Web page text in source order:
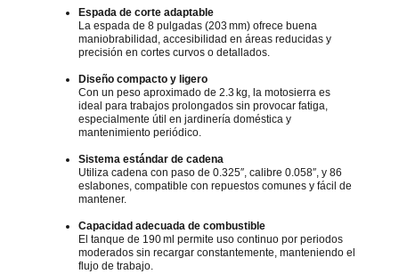
Espada de corte adaptable
La espada de 8 pulgadas (203 mm) ofrece buena
maniobrabilidad, accesibilidad en áreas reducidas y
precisión en cortes curvos o detallados.
Diseño compacto y ligero
Con un peso aproximado de 2.3 kg, la motosierra es
ideal para trabajos prolongados sin provocar fatiga,
especialmente útil en jardinería doméstica y
mantenimiento periódico.
Sistema estándar de cadena
Utiliza cadena con paso de 0.325″, calibre 0.058″, y 86
eslabones, compatible con repuestos comunes y fácil de
mantener.
Capacidad adecuada de combustible
El tanque de 190 ml permite uso continuo por periodos
moderados sin recargar constantemente, manteniendo el
flujo de trabajo.